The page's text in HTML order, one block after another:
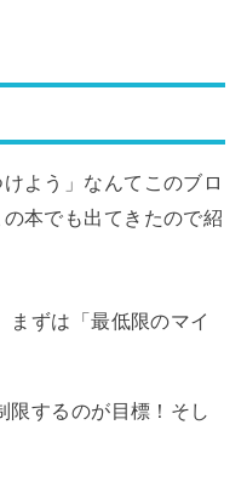
よう」なんてこのブロ
本でも出てきたので紹
まずは「最低限のマイ
限するのが目標！そし